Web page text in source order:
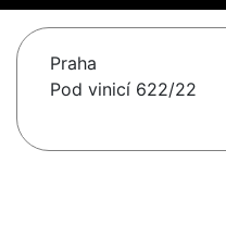
Praha
Pod vinicí 622/22